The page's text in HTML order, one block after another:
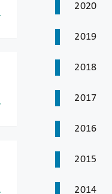
2020
2019
2018
2017
2016
2015
2014